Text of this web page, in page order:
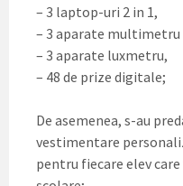
– 3 laptop-uri 2 in 1,
– 3 aparate
– 3 aparate luxmetru,
– 48 de prize digitale;
De asemenea, s-au
vestimentare
pentru fiecare elev